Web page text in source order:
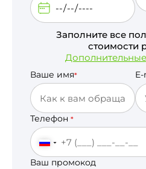
Заполните все
стоимости
Ваше имя*
Телефон *
Ваш промокод